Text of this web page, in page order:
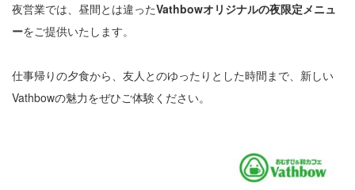
夜営業では、昼間とは違ったVathbowオリジナルの夜限定メニュ
ーをご提供いたします。
仕事帰りの夕食から、友人とのゆったりとした時間まで、新しい
Vathbowの魅力をぜひご体験ください。